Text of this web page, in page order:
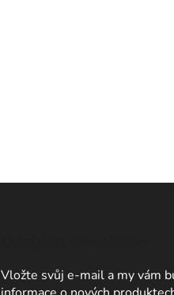
Vložte svůj e-mail a my vám